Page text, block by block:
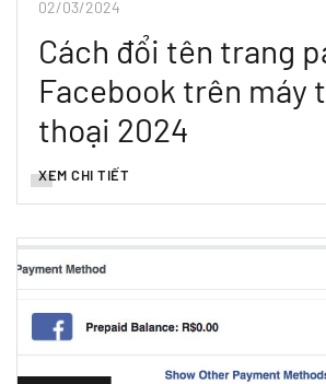
02/03/2024
Cách đổi tên trang
Facebook trên máy
thoại 2024
XEM CHI TIẾT